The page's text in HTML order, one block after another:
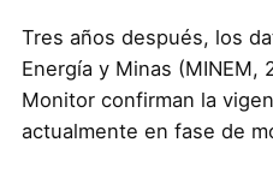
Tres años después, los
Energía y Minas (MINEM,
Monitor confirman la
actualmente en fase de